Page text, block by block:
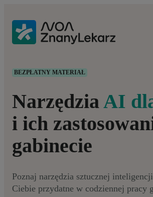
BEZPŁATNY MATERIAŁ
Narzędzia AI
i ich
gabinecie
Poznaj narzędzia sztucznej
Ciebie przydatne w codziennej pracy